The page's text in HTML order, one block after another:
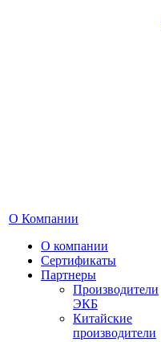
О Компании
О компании
Сертификаты
Партнеры
Производители
ЭКБ
Китайские
производители